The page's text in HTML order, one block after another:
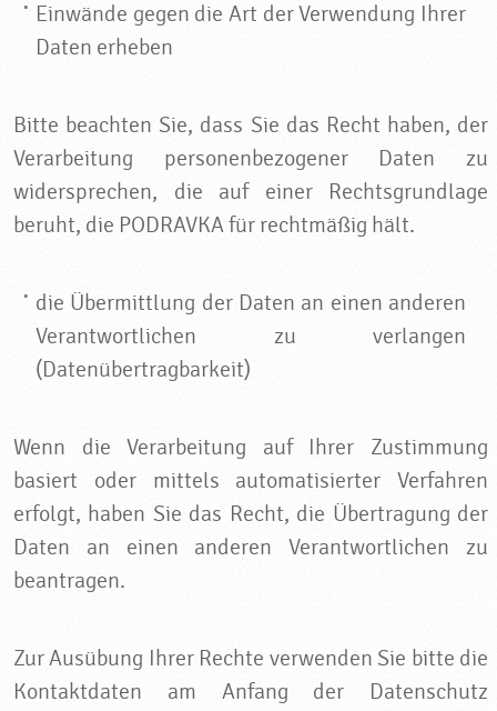
Einwände gegen die Art der Verwendung Ihrer
Daten erheben
Bitte beachten Sie, dass Sie das Recht haben, der
Verarbeitung personenbezogener Daten zu
widersprechen, die auf einer Rechtsgrundlage
beruht, die PODRAVKA für rechtmäßig hält.
die Übermittlung der Daten an einen anderen
Verantwortlichen zu verlangen
(Datenübertragbarkeit)
Wenn die Verarbeitung auf Ihrer Zustimmung
basiert oder mittels automatisierter Verfahren
erfolgt, haben Sie das Recht, die Übertragung der
Daten an einen anderen Verantwortlichen zu
beantragen.
Zur Ausübung Ihrer Rechte verwenden Sie bitte die
Kontaktdaten am Anfang der Datenschutz